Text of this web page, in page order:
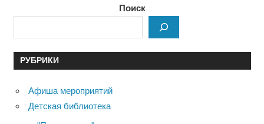
Поиск
РУБРИКИ
Афиша мероприятий
Детская библиотека